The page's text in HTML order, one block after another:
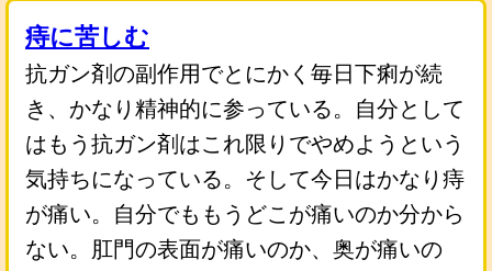
痔に苦しむ
抗ガン剤の副作用でとにかく毎日下痢が続
き、かなり精神的に参っている。自分として
はもう抗ガン剤はこれ限りでやめようという
気持ちになっている。そして今日はかなり痔
が痛い。自分でももうどこが痛いのか分から
ない。肛門の表面が痛いのか、奥が痛いの